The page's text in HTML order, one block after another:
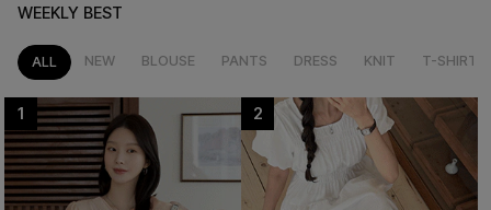
WEEKLY BEST
ALL NEW BLOUSE PANTS DRESS KNIT T-SHIRT